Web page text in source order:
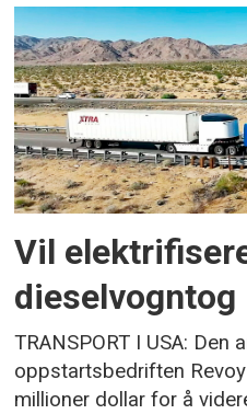
Vil
dieselvogntog
TRANSPORT I USA: Den
oppstartsbedriften
millioner dollar for å